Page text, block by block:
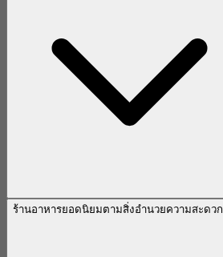
ร้านอาหารยอดนิยมตามสิ่งอำนวยความสะดวก